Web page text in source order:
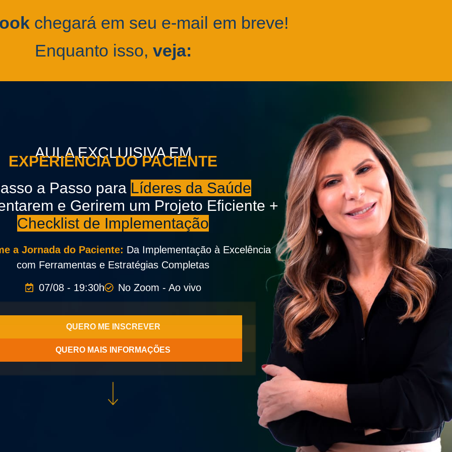
chegará em seu e-mail em breve!
Enquanto isso, veja:
AULA EXCLUISIVA EM
EXPERIÊNCIA DO PACIENTE
a Passo para Líderes da Saúde
e Gerirem um Projeto Eficiente +
Checklist de Implementação
a Jornada do Paciente: Da Implementação à Excelência
com Ferramentas e Estratégias Completas
07/08 - 19:30h No Zoom - Ao vivo
QUERO ME INSCREVER
QUERO MAIS INFORMAÇÕES